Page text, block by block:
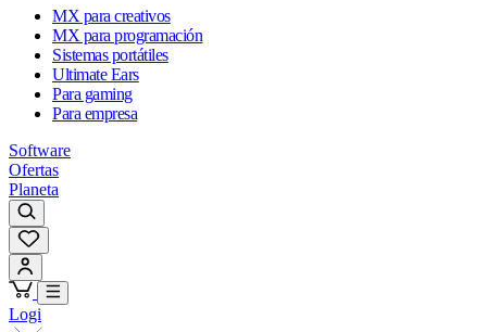
MX para creativos
MX para programación
Sistemas portátiles
Ultimate Ears
Para gaming
Para empresa
Software
Ofertas
Planeta
Logi